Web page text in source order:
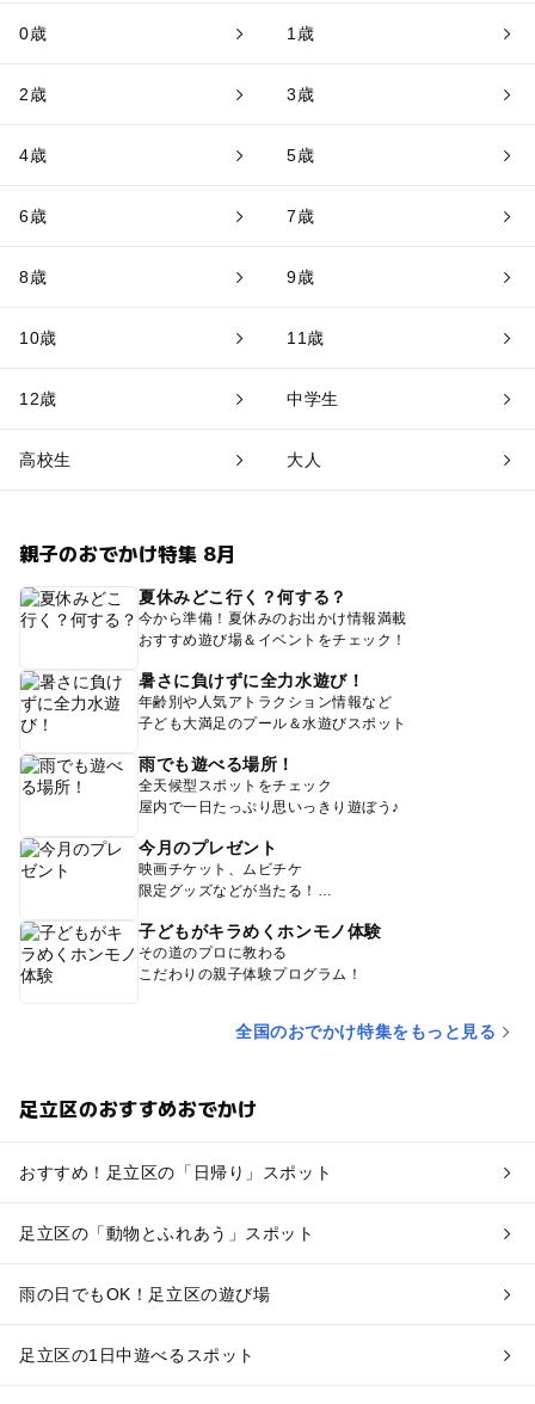
0歳 1歳
2歳 3歳
4歳 5歳
6歳 7歳
8歳 9歳
10歳 11歳
12歳 中学生
高校生 大人
親子のおでかけ特集 8月
夏休みどこ行く？何する？
今から準備！夏休みのお出かけ情報満載
おすすめ遊び場＆イベントをチェック！
暑さに負けずに全力水遊び！
年齢別や人気アトラクション情報など
子ども大満足のプール＆水遊びスポット
雨でも遊べる場所！
全天候型スポットをチェック
屋内で一日たっぷり思いっきり遊ぼう♪
今月のプレゼント
映画チケット、ムビチケ
限定グッズなどが当たる！
子どもがキラめくホンモノ体験
その道のプロに教わる
こだわりの親子体験プログラム！
全国のおでかけ特集をもっと見る
足立区のおすすめおでかけ
おすすめ！足立区の「日帰り」スポット
足立区の「動物とふれあう」スポット
雨の日でもOK！足立区の遊び場
足立区の1日中遊べるスポット